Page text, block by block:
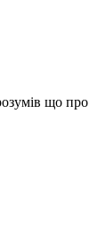
що про